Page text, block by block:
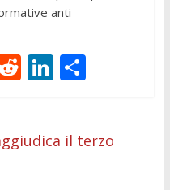
anti
R
di
Li
e
C
di
il terzo